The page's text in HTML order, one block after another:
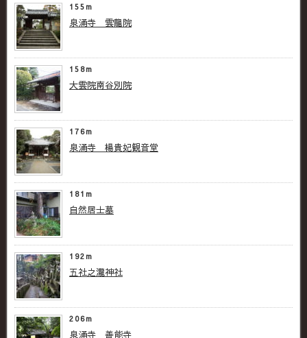
155m
泉涌寺 雲龍院
158m
大雲院南谷別院
176m
泉涌寺 楊貴妃観音堂
181m
自然居士墓
192m
五社之瀧神社
206m
泉涌寺 善能寺